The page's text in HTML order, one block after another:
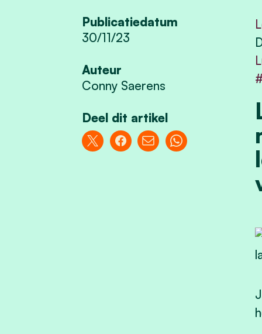
Publicatiedatum
30/11/23
Auteur
Conny Saerens
Deel dit artikel